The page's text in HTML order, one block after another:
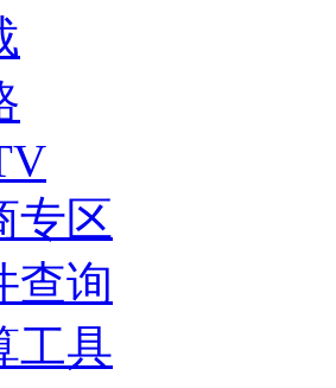
专区
查询
工具